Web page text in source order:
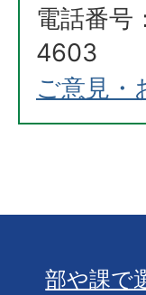
電話番
4603
ご意見・
部や課で